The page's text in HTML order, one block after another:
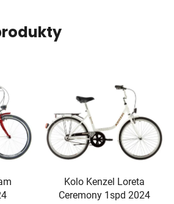
Kolo Kenzel Loreta
Ceremony 1spd 2024